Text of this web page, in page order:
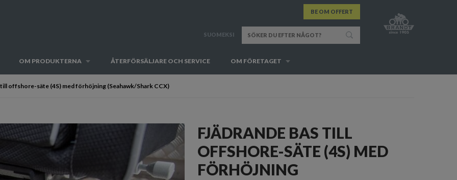
BE OM OFFERT
SUOMEKSI
OM PRODUKTERNA ÅTERFÖRSÄLJARE OCH SERVICE OM FÖRETAGET
till offshore-säte (4S) med förhöjning (Seahawk/Shark CCX)
FJÄDRANDE BAS TILL
OFFSHORE-SÄTE (4S) MED
FÖRHÖJNING